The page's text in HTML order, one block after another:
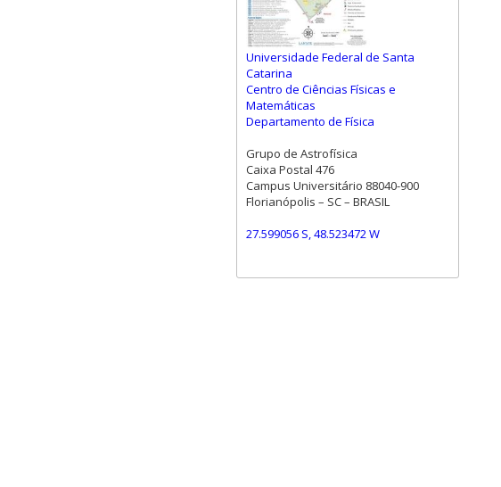
Universidade Federal de Santa
Catarina
Centro de Ciências Físicas e
Matemáticas
Departamento de Física
Grupo de Astrofísica
Caixa Postal 476
Campus Universitário 88040-900
Florianópolis – SC – BRASIL
27.599056 S, 48.523472 W